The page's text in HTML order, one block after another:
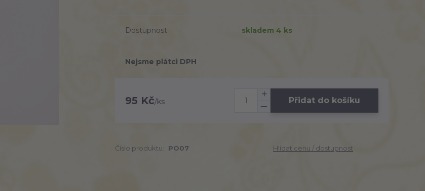
Dostupnost skladem 4 ks
Nejsme plátci DPH
95 Kč/ks Přidat do košíku
Číslo produktu: PO07 Hlídat cenu / dostupnost